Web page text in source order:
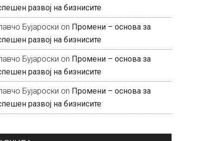
развој на бизнисите
Бујароски on Промени – основа за
развој на бизнисите
Бујароски on Промени – основа за
развој на бизнисите
Бујароски on Промени – основа за
развој на бизнисите